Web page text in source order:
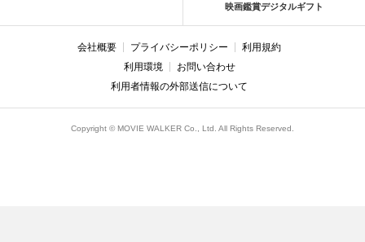
映画鑑賞デジタルギフト
会社概要 プライバシーポリシー
利用規約
利用環境
お問い合わせ
利用者情報の外部送信について
Copyright © MOVIE WALKER Co., Ltd. All Rights Reserved.